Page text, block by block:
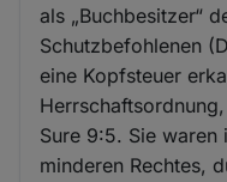
als „Buchbesitzer“
Schutzbefohlenen
eine Kopfsteuer
Sure 9:5. Sie waren
minderen Rechtes,